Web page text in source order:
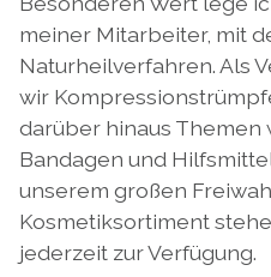
meiner Mitarbeiter, mit
Naturheilverfahren. Als
wir
darüber hinaus Themen
Bandagen und
unserem großen
Kosmetiksortiment
jederzeit zur Verfügung.